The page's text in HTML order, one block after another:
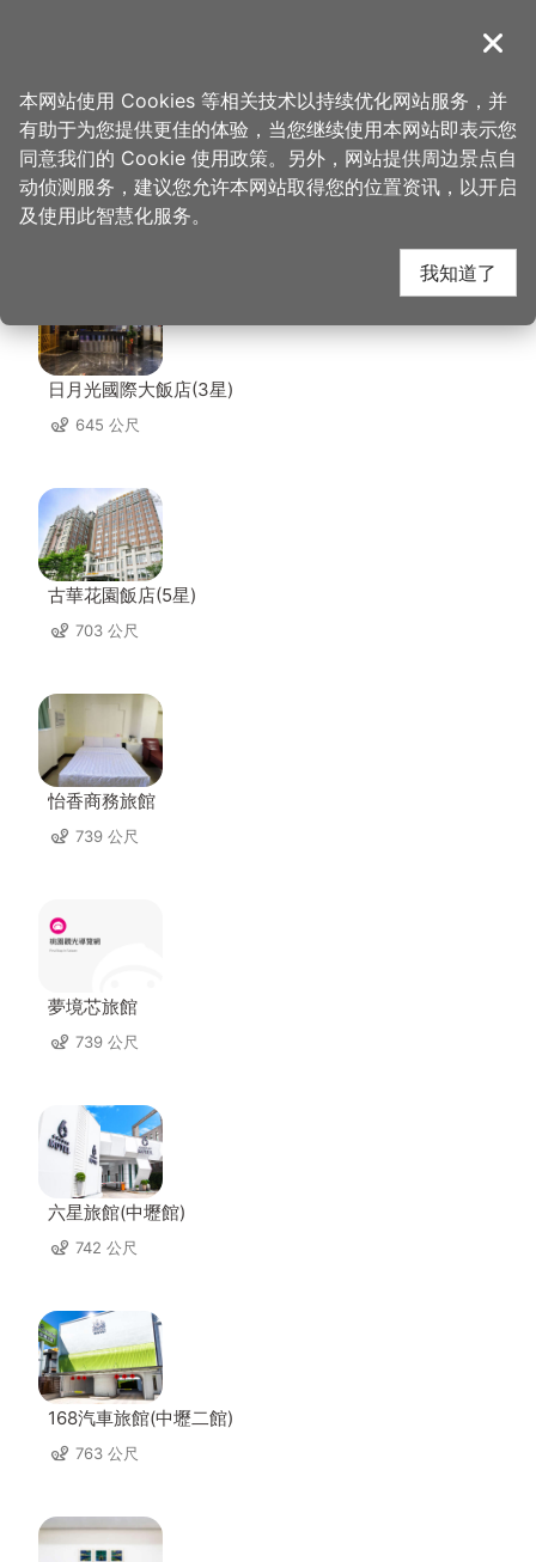
導覽
首页 > 想去的地方 > 美食、购物 > 福叄锅物
福叄锅物 周边住宿
日月光國際大飯店(3星)
645 公尺
古華花園飯店(5星)
703 公尺
怡香商務旅館
739 公尺
夢境芯旅館
739 公尺
六星旅館(中壢館)
742 公尺
168汽車旅館(中壢二館)
763 公尺
关闭
本网站使用 Cookies 等相关技术以持续优化网站服务，并
有助于为您提供更佳的体验，当您继续使用本网站即表示您
同意我们的 Cookie 使用政策。另外，网站提供周边景点自
动侦测服务，建议您允许本网站取得您的位置资讯，以开启
及使用此智慧化服务。
我知道了